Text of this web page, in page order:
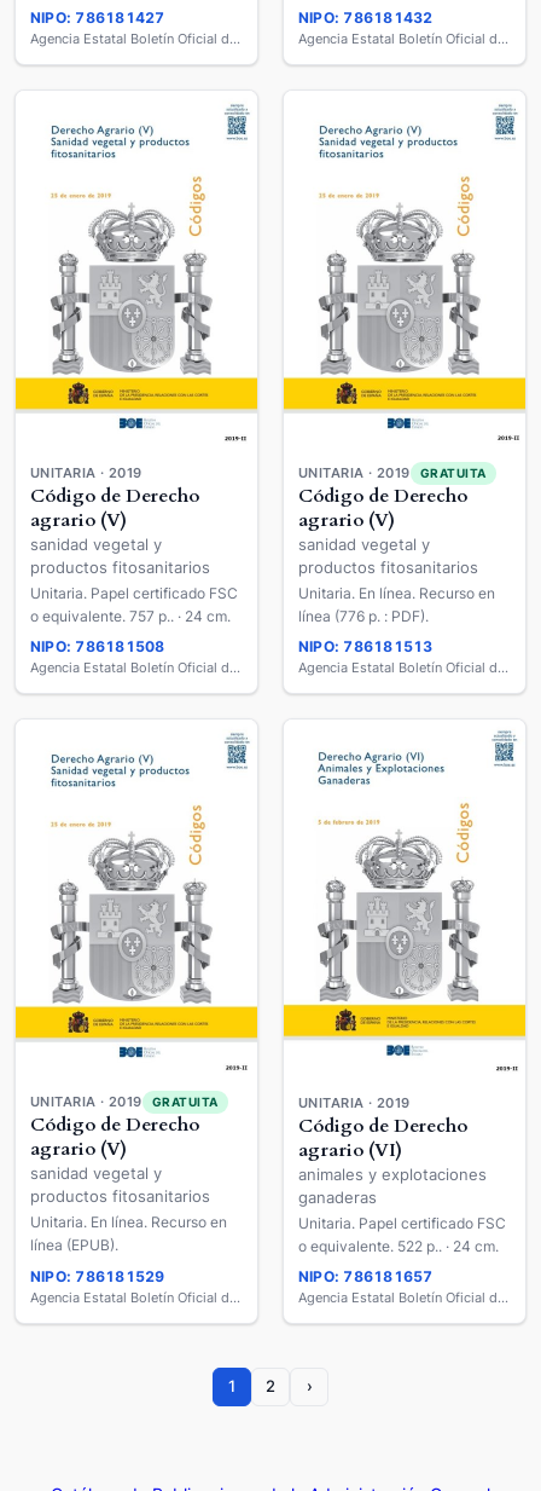
NIPO: 786181427
Agencia Estatal Boletín Oficial del Estado
NIPO: 786181432
Agencia Estatal Boletín Oficial del Estado
UNITARIA · 2019
Código de Derecho
agrario (V)
sanidad vegetal y
productos fitosanitarios
Unitaria. Papel certificado FSC
o equivalente. 757 p.. · 24 cm.
NIPO: 786181508
Agencia Estatal Boletín Oficial del Estado
UNITARIA · 2019 GRATUITA
Código de Derecho
agrario (V)
sanidad vegetal y
productos fitosanitarios
Unitaria. En línea. Recurso en
línea (776 p. : PDF).
NIPO: 786181513
Agencia Estatal Boletín Oficial del Estado
UNITARIA · 2019 GRATUITA
Código de Derecho
agrario (V)
sanidad vegetal y
productos fitosanitarios
Unitaria. En línea. Recurso en
línea (EPUB).
NIPO: 786181529
Agencia Estatal Boletín Oficial del Estado
UNITARIA · 2019
Código de Derecho
agrario (VI)
animales y explotaciones
ganaderas
Unitaria. Papel certificado FSC
o equivalente. 522 p.. · 24 cm.
NIPO: 786181657
Agencia Estatal Boletín Oficial del Estado
1 2 ›